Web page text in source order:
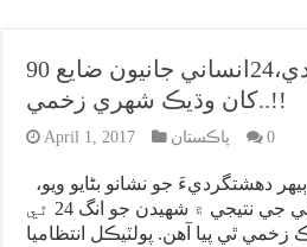
پارا چنار ۾ دهشتگردي،24انساني جانيون ضايع 90
کان وڌيڪ شهري زخمي..!!
April 1, 2017 پاڪستان 0
امام بارگاهه تي بم حملي جي نتيجي ۾ شهيدن جو انگ 24 ٿي
وڌيڪ زخمي ٿي پيا آهن. پولٽيڪل انتظاميا